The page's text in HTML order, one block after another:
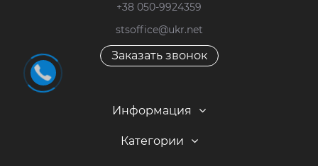
+38 050-9924359
stsoffice@ukr.net
Заказать звонок
Информация
Категории